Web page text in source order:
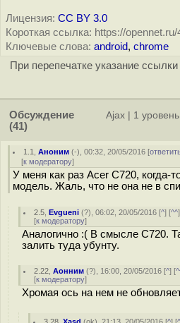
Лицензия: CC BY 3.0
Короткая ссылка: https://opennet.ru/
Ключевые слова: android, chrome
При перепечатке указание
Обсуждение
(41)
Ajax 1 уровень
1.1 ,Аноним (-), 00:32, 20/05/2016 [
[к модератору]
У меня как раз Acer C720, когда-
модель. Жаль, что не она не в
2.5 ,Evgueni (?), 06:02, 20/05/2016 [^] [^^
[к модератору]
Аналогично :( В смысле C720.
залить туда убунту.
2.22 ,Аонним (?), 16:00, 20/05/2016 [^] [
[к модератору]
Хромая ось на нем не